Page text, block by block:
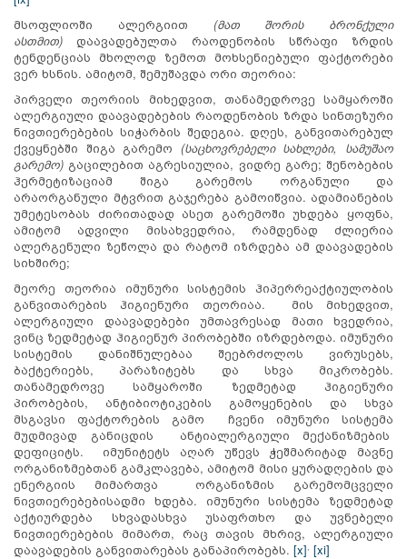
მსოფლიოში ალერგიით (მათ შორის ბრონქული
ასთმით) დაავადებულთა რაოდენობის სწრაფი ზრდის
ტენდენციას მხოლოდ ზემოთ მოხსენიებული ფაქტორები
ვერ ხსნის. ამიტომ, შემუშავდა ორი თეორია:
პირველი თეორიის მიხედვით, თანამედროვე სამყაროში
ალერგიული დაავადებების რაოდენობის ზრდა სინთეზური
ნივთიერებების სიჭარბის შედეგია. დღეს, განვითარებულ
ქვეყნებში შიგა გარემო (საცხოვრებელი სახლები, სამუშაო
გარემო) გაცილებით აგრესიულია, ვიდრე გარე; შენობების
ჰერმეტიზაციამ შიგა გარემოს ორგანული და
არაორგანული მტვრით გაჯერება გამოიწვია. ადამიანების
უმეტესობას ძირითადად ასეთ გარემოში უხდება ყოფნა,
ამიტომ ადვილი მისახვედრია, რამდენად ძლიერია
ალერგენული ზეწოლა და რატომ იზრდება ამ დაავადების
სიხშირე;
მეორე თეორია იმუნური სისტემის ჰიპერრეაქტიულობის
განვითარების ჰიგიენური თეორიაა. მის მიხედვით,
ალერგიული დაავადებები უმთავრესად მათი ხვედრია,
ვინც ზედმეტად ჰიგიენურ პირობებში იზრდებოდა. იმუნური
სისტემის დანიშნულებაა შეებრძოლოს ვირუსებს,
ბაქტერიებს, პარაზიტებს და სხვა მიკრობებს.
თანამედროვე სამყაროში ზედმეტად ჰიგიენური
პირობების, ანტიბიოტიკების გამოყენების და სხვა
მსგავსი ფაქტორების გამო ჩვენი იმუნური სისტემა
მუდმივად განიცდის ანტიალერგიული მექანიზმების
დეფიციტს. იმუნიტეტს აღარ უწევს ჭეშმარიტად მავნე
ორგანიზმებთან გამკლავება, ამიტომ მისი ყურადღების და
ენერგიის მიმართვა ორგანიზმის გარემომცველი
ნივთიერებებისადმი ხდება. იმუნური სისტემა ზედმეტად
აქტიურდება სხვადასხვა უსაფრთხო და უვნებელი
ნივთიერებების მიმართ, რაც თავის მხრივ, ალერგიული
დაავადების განვითარებას განაპირობებს. [x], [xi]